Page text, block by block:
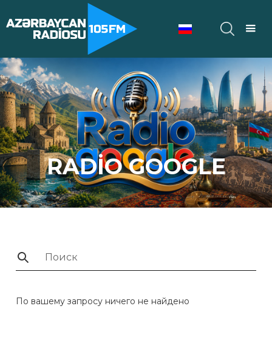
RADİO GOOGLE
По вашему запросу ничего не найдено